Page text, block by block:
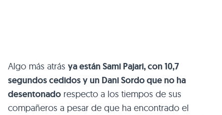
Algo más atrás ya están Sami Pajari, con 10,7
segundos cedidos y un Dani Sordo que no ha
desentonado respecto a los tiempos de sus
compañeros a pesar de que ha encontrado el